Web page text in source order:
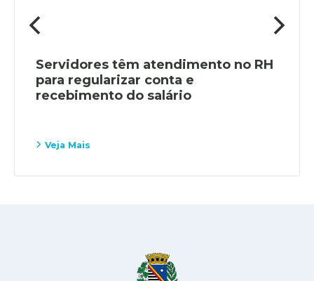
Servidores têm atendimento no RH
para regularizar conta e
recebimento do salário
Veja Mais